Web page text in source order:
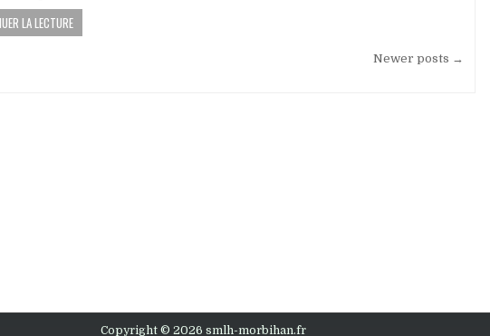
LA LECTURE
Newer posts →
Copyright © 2026 smlh-morbihan.fr